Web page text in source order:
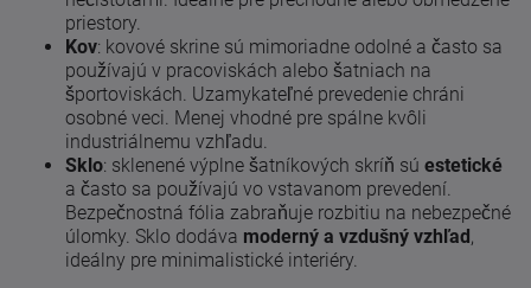
priestory.
Kov: kovové skrine sú mimoriadne odolné a často sa
používajú v pracoviskách alebo šatniach na
športoviskách. Uzamykateľné prevedenie chráni
osobné veci. Menej vhodné pre spálne kvôli
industriálnemu vzhľadu.
Sklo: sklenené výplne šatníkových skríň sú estetické
a často sa používajú vo vstavanom prevedení.
Bezpečnostná fólia zabraňuje rozbitiu na nebezpečné
úlomky. Sklo dodáva moderný a vzdušný vzhľad,
ideálny pre minimalistické interiéry.